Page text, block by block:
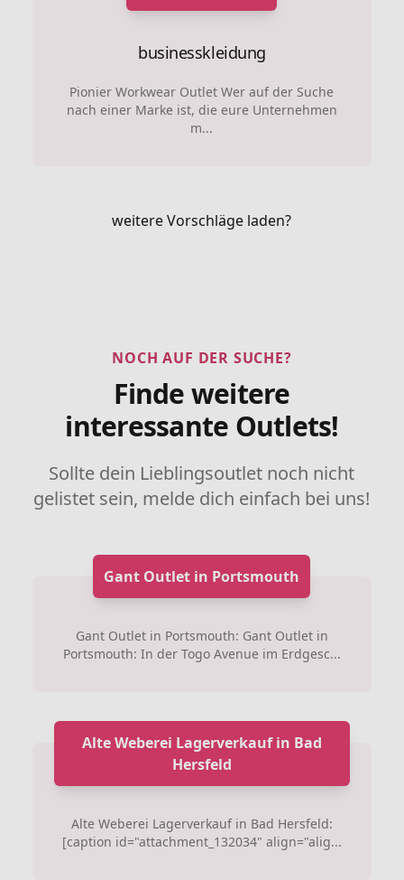
businesskleidung
Pionier Workwear Outlet Wer auf der Suche
nach einer Marke ist, die eure Unternehmen
m...
weitere Vorschläge laden?
NOCH AUF DER SUCHE?
Finde weitere
interessante Outlets!
Sollte dein Lieblingsoutlet noch nicht
gelistet sein, melde dich einfach bei uns!
Gant Outlet in Portsmouth
Gant Outlet in Portsmouth: Gant Outlet in
Portsmouth: In der Togo Avenue im Erdgesc...
Alte Weberei Lagerverkauf in Bad
Hersfeld
Alte Weberei Lagerverkauf in Bad Hersfeld:
[caption id="attachment_132034" align="alig...